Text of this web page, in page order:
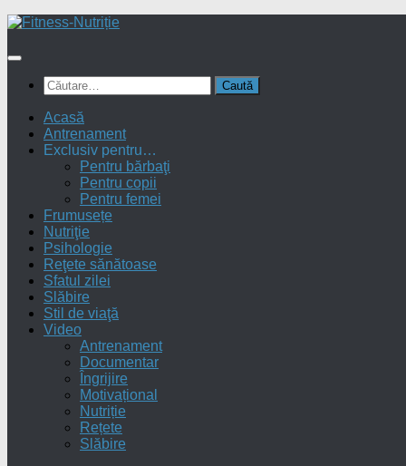
Skip
content
Caută
după:
Acasă
Antrenament
Exclusiv pentru…
Pentru bărbaţi
Pentru copii
Pentru femei
Frumusețe
Nutriţie
Psihologie
Reţete sănătoase
Sfatul zilei
Slăbire
Stil de viaţă
Video
Antrenament
Documentar
Îngrijire
Motivațional
Nutriție
Rețete
Slăbire